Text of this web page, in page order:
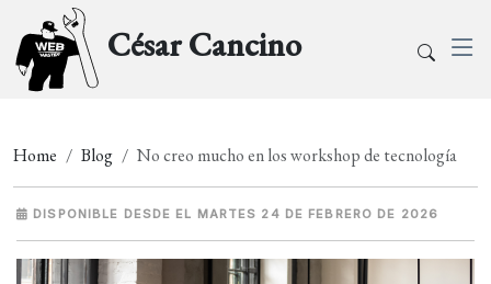
César Cancino
Home Blog No creo mucho en los workshop de tecnología
DISPONIBLE DESDE EL MARTES 24 DE FEBRERO DE 2026